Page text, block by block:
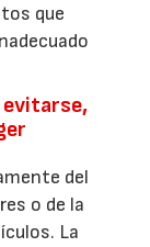
que
evitarse,
del
o de la
La